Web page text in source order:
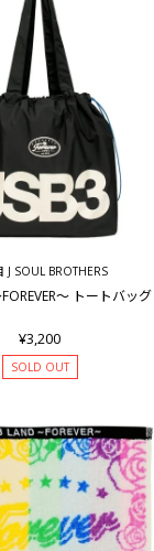
J SOUL BROTHERS
～ トートバッグ
¥3,200
SOLD OUT